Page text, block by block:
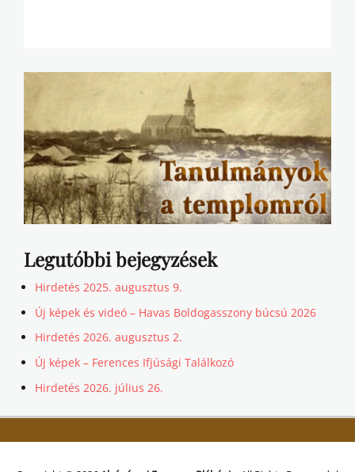
Legutóbbi bejegyzések
Hirdetés 2025. augusztus 9.
Új képek és videó – Havas Boldogasszony búcsú 2026
Hirdetés 2026. augusztus 2.
Új képek – Ferences Ifjúsági Találkozó
Hirdetés 2026. július 26.